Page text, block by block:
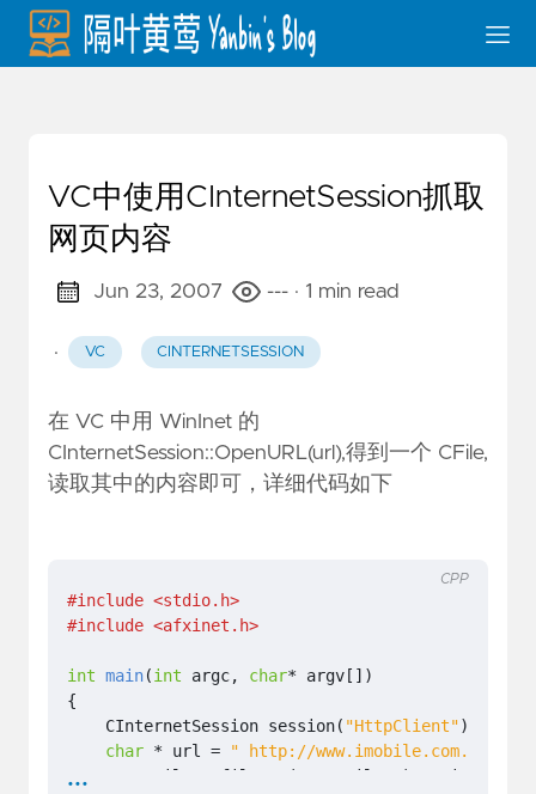
VC中使用CInternetSession抓取
网页内容
Jun 23, 2007 --- · 1 min read
· VC CINTERNETSESSION
在 VC 中用 WinInet 的
CInternetSession::OpenURL(url),得到一个 CFile,
读取其中的内容即可，详细代码如下
#include <stdio.h>
#include <afxinet.h>
int main(int argc, char* argv [])
{
CInternetSession session( "HttpClient");
char * url =
" http://www.imobile.com.cn/
CHttpFile
pfile ( CHttpFile ) session
...
CPP